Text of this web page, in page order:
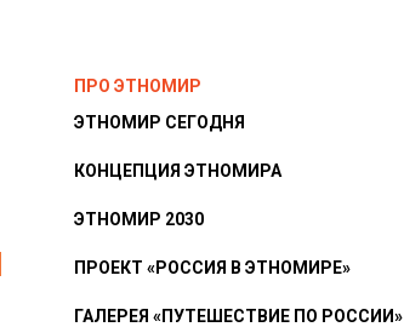
ПРО ЭТНОМИР
ЭТНОМИР СЕГОДНЯ
КОНЦЕПЦИЯ ЭТНОМИРА
ЭТНОМИР 2030
ПРОЕКТ «РОССИЯ В ЭТНОМИРЕ»
ГАЛЕРЕЯ «ПУТЕШЕСТВИЕ ПО РОССИИ»